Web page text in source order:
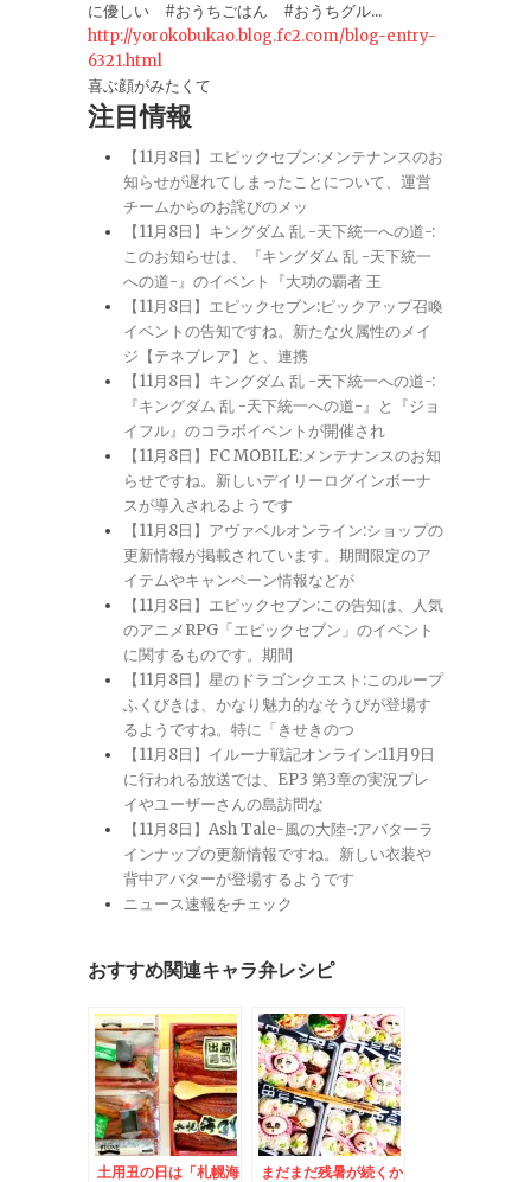
に優しい #おうちごはん #おうちグル...
http://yorokobukao.blog.fc2.com/blog-entry-
6321.html
喜ぶ顔がみたくて
注目情報
【11月8日】エピックセブン:メンテナンスのお
知らせが遅れてしまったことについて、運営
チームからのお詫びのメッ
【11月8日】キングダム 乱 -天下統一への道-:
このお知らせは、『キングダム 乱 -天下統一
への道-』のイベント『大功の覇者 王
【11月8日】エピックセブン:ピックアップ召喚
イベントの告知ですね。新たな火属性のメイ
ジ【テネブレア】と、連携
【11月8日】キングダム 乱 -天下統一への道-:
『キングダム 乱 -天下統一への道-』と『ジョ
イフル』のコラボイベントが開催され
【11月8日】FC MOBILE:メンテナンスのお知
らせですね。新しいデイリーログインボーナ
スが導入されるようです
【11月8日】アヴァベルオンライン:ショップの
更新情報が掲載されています。期間限定のア
イテムやキャンペーン情報などが
【11月8日】エピックセブン:この告知は、人気
のアニメRPG「エピックセブン」のイベント
に関するものです。期間
【11月8日】星のドラゴンクエスト:このループ
ふくびきは、かなり魅力的なそうびが登場す
るようですね。特に「きせきのつ
【11月8日】イルーナ戦記オンライン:11月9日
に行われる放送では、EP3 第3章の実況プレ
イやユーザーさんの島訪問な
【11月8日】Ash Tale-風の大陸-:アバターラ
インナップの更新情報ですね。新しい衣装や
背中アバターが登場するようです
ニュース速報をチェック
おすすめ関連キャラ弁レシピ
土用丑の日は「札幌海
まだまだ残暑が続くか